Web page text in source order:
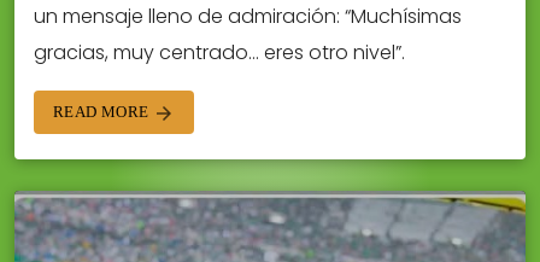
un mensaje lleno de admiración: “Muchísimas
gracias, muy centrado… eres otro nivel”.
READ MORE arrow_forward